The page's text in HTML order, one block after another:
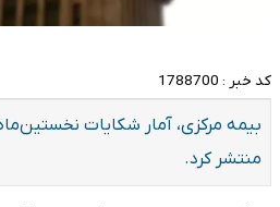
کد خبر : 1788700
منتشر کرد.